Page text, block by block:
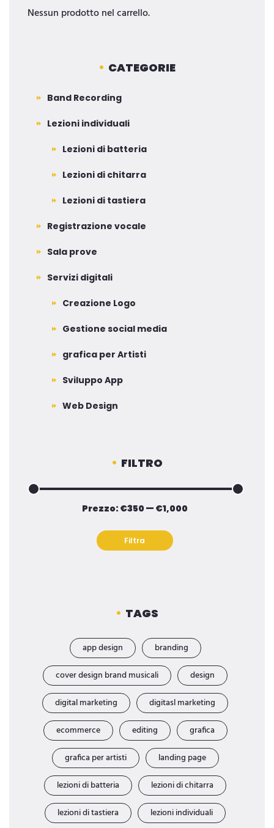
Nessun prodotto nel carrello.
CATEGORIE
Band Recording
Lezioni individuali
Lezioni di batteria
Lezioni di chitarra
Lezioni di tastiera
Registrazione vocale
Sala prove
Servizi digitali
Creazione Logo
Gestione social media
grafica per Artisti
Sviluppo App
Web Design
FILTRO
Filtra
Prezzo: €350 — €1,000
TAGS
app design
branding
cover design brand musicali
design
digital marketing
digitasl marketing
ecommerce
editing
grafica
grafica per artisti
landing page
lezioni di batteria
lezioni di chitarra
lezioni di tastiera
lezioni individuali